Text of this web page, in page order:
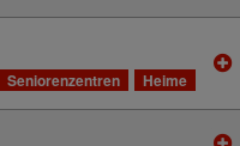
Seniorenzentren Heime